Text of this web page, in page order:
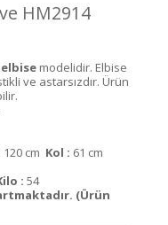
HM2914
modelidir. Elbise
ve astarsızdır. Ürün
120 cm Kol : 61 cm
: 54
(Ürün